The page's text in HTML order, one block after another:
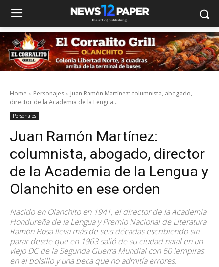
Home Personajes
Juan Ramón Martínez: columnista, abogado,
director de la Academia de la Lengua...
Personajes
Juan Ramón Martínez:
columnista, abogado, director
de la Academia de la Lengua y
Olanchito en ese orden
Nacido en Olanchito en 1941, el director de la Academia
Hondureña de la Lengua y Premio Nacional de Literatura
Ramón Rosa lleva más de seis décadas escribiendo sin
parar desde que en 1963 salió de su ciudad natal en un
viejo DC de la Segunda Guerra Mundial con 60 lempiras
en el bolsillo y una beca que no admitía errores.